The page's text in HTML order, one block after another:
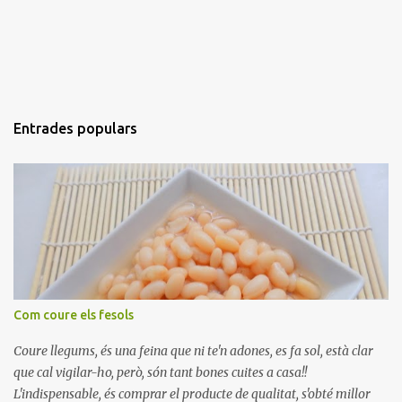
Entrades populars
Com coure els fesols
Coure llegums, és una feina que ni te'n adones, es fa sol, està clar
que cal vigilar-ho, però, són tant bones cuites a casa!!
L'indispensable, és comprar el producte de qualitat, s'obté millor